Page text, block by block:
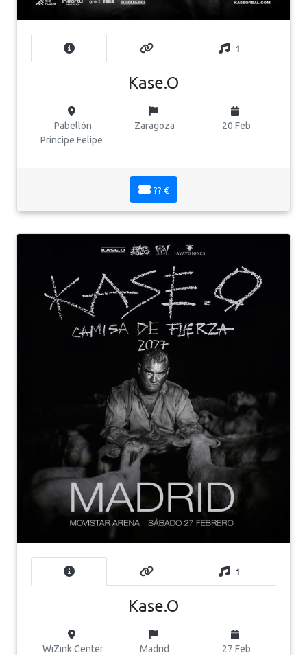
1
Kase.O
Pabellón
Príncipe Felipe
Zaragoza 20 Feb
?? €
1
Kase.O
WiZink Center Madrid 27 Feb